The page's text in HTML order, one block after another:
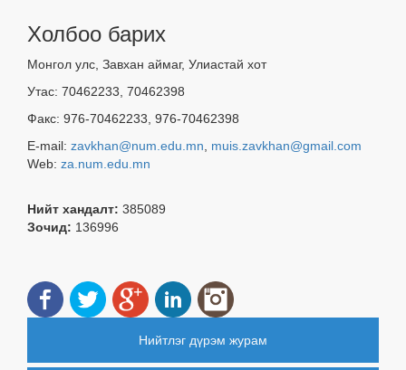
Холбоо барих
Монгол улс, Завхан аймаг, Улиастай хот
Утас: 70462233, 70462398
Факс: 976-70462233, 976-70462398
E-mail: zavkhan@num.edu.mn, muis.zavkhan@gmail.com
Web: za.num.edu.mn
Нийт хандалт: 385089
Зочид: 136996
Нийтлэг дүрэм журам